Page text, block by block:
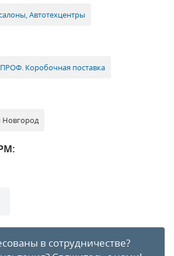
Автотехцентры
ПРОФ. Коробочная поставка
Новгород
в сотрудничестве?